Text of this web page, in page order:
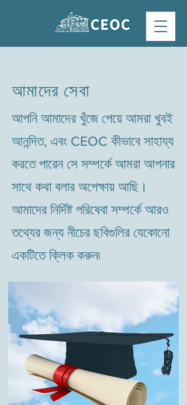
আমাদের সেবা
আপনি আমাদের খুঁজে পেয়ে আমরা খুবই
আনন্দিত, এবং CEOC কীভাবে সাহায্য
করতে পারেন সে সম্পর্কে আমরা আপনার
সাথে কথা বলার অপেক্ষায় আছি।
আমাদের নির্দিষ্ট পরিষেবা সম্পর্কে আরও
তথ্যের জন্য নীচের ছবিগুলির যেকোনো
একটিতে ক্লিক করুন৷